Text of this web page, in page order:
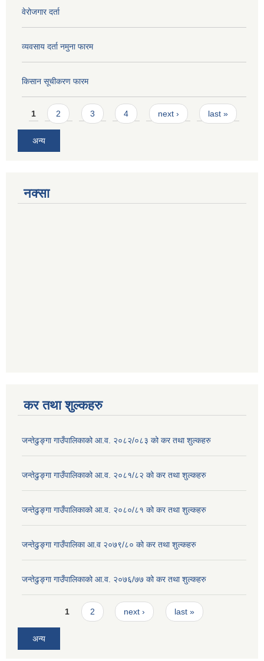
वेरोजगार दर्ता
व्यवसाय दर्ता नमुना फारम
किसान सूचीकरण फारम
Pages
1 2 3 4 next › last »
अन्य
नक्सा
कर तथा शुल्कहरु
जन्तेढुङ्गा गाउँपालिकाको आ.व. २०८२/०८३ को कर तथा शुल्कहरु
जन्तेढुङ्गा गाउँपालिकाको आ.व. २०८१/८२ को कर तथा शुल्कहरु
जन्तेढुङ्गा गाउँपालिकाको आ.व. २०८०/८१ को कर तथा शुल्कहरु
जन्तेढुङ्गा गाउँपालिका आ.व २०७९/८० को कर तथा शुल्कहरु
जन्तेढुङ्गा गाउँपालिकाको आ.व. २०७६/७७ को कर तथा शुल्कहरु
Pages1 2 next › last »
अन्य